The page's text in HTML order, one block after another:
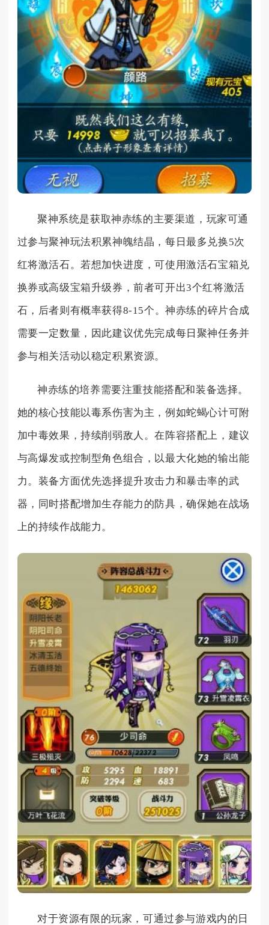
聚神系统是获取神赤练的主要渠道，玩家可通
过参与聚神玩法积累神魄结晶，每日最多兑换5次
红将激活石。若想加快进度，可使用激活石宝箱兑
换券或高级宝箱升级券，前者可开出3个红将激活
石，后者则有概率获得8-15个。神赤练的碎片合成
需要一定数量，因此建议优先完成每日聚神任务并
参与相关活动以稳定积累资源。
神赤练的培养需要注重技能搭配和装备选择。
她的核心技能以毒系伤害为主，例如蛇蝎心计可附
加中毒效果，持续削弱敌人。在阵容搭配上，建议
与高爆发或控制型角色组合，以最大化她的输出能
力。装备方面优先选择提升攻击力和暴击率的武
器，同时搭配增加生存能力的防具，确保她在战场
上的持续作战能力。
对于资源有限的玩家，可通过参与游戏内的日